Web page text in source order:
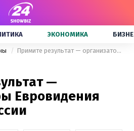
ЭКОНОМИКА
Примите результат — организаторы Евровидения ответили России
—
Евровидения